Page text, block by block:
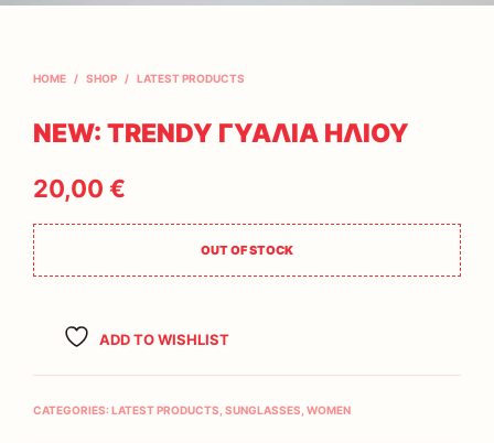
HOME / SHOP / LATEST PRODUCTS
NEW: TRENDY ΓΥΑΛΙΑ ΗΛΙΟΥ
20,00 €
OUT OF STOCK
ADD TO WISHLIST
CATEGORIES: LATEST PRODUCTS SUNGLASSES WOMEN